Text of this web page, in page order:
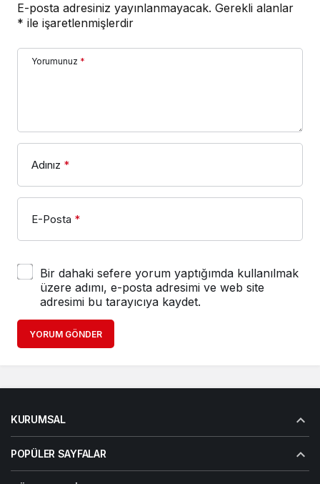
E-posta adresiniz yayınlanmayacak. Gerekli alanlar
* ile işaretlenmişlerdir
Yorumunuz *
Adınız *
E-Posta *
Bir dahaki sefere yorum yaptığımda kullanılmak
üzere adımı, e-posta adresimi ve web site
adresimi bu tarayıcıya kaydet.
YORUM GÖNDER
KURUMSAL
POPÜLER SAYFALAR